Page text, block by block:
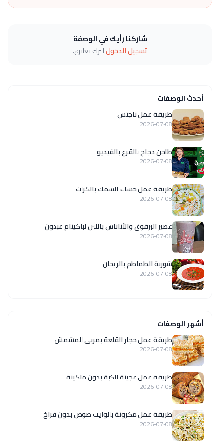
شاركنا رأيك في الوصفة
تسجيل الدخوللترك تعليق.
أحدث الوصفات
طريقة عمل ناجتس
2026-07-08
طاجن دجاج بالقرع بالفيديو
2026-07-08
طريقة عمل حساء السمك بالكراث
2026-07-08
عصير البرقوق والأناناس باللبن لباكينام عبدون
2026-07-08
شوربة الطماطم بالريحان
2026-07-08
أشهر الوصفات
طريقة عمل حجار القلعة بمربى المشمش
2026-07-08
طريقة عمل عجينة الكبة بدون ماكينة
2026-07-08
طريقة عمل مكرونة بالوايت صوص بدون فراخ
2026-07-08